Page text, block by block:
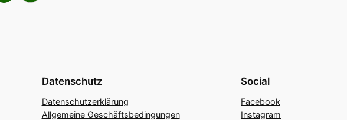
Datenschutz
Datenschutzerklärung
Allgemeine Geschäftsbedingungen
Social
Facebook
Instagram